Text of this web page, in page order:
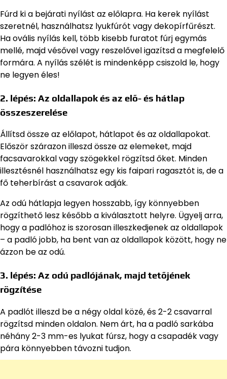
Fúrd ki a bejárati nyílást az előlapra. Ha kerek nyílást
szeretnél, használhatsz lyukfúrót vagy dekopírfűrészt.
Ha ovális nyílás kell, több kisebb furatot fúrj egymás
mellé, majd vésővel vagy reszelővel igazítsd a megfelelő
formára. A nyílás szélét is mindenképp csiszold le, hogy
ne legyen éles!
2. lépés: Az oldallapok és az elő- és hátlap
összeszerelése
Állítsd össze az előlapot, hátlapot és az oldallapokat.
Először szárazon illeszd össze az elemeket, majd
facsavarokkal vagy szögekkel rögzítsd őket. Minden
illesztésnél használhatsz egy kis faipari ragasztót is, de a
fő teherbírást a csavarok adják.
Az odú hátlapja legyen hosszabb, így könnyebben
rögzíthető lesz később a kiválasztott helyre. Ügyelj arra,
hogy a padlóhoz is szorosan illeszkedjenek az oldallapok
– a padló jobb, ha bent van az oldallapok között, hogy ne
ázzon be az odú.
3. lépés: Az odú padlójának, majd tetőjének
rögzítése
A padlót illeszd be a négy oldal közé, és 2-2 csavarral
rögzítsd minden oldalon. Nem árt, ha a padló sarkába
néhány 2-3 mm-es lyukat fúrsz, hogy a csapadék vagy
pára könnyebben távozni tudjon.